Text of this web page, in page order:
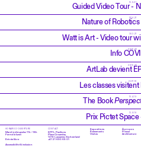
10.5.21
Guided Video Tour -
22.4.21
Nature of
30.3.21
Watt is Art - Video tour
29.10.20
Info
28.10.20
ArtLab devient
22.11.19
Les classes
10.4.19
The Book
13.9.18
Prix Pictet Space
HORAIRE D’OUVERTURE
Mardi à dimanche: 11h – 18h
Fermé le lundi
Entrée libre
Accessibilité & inclusion
CONTACT
EPFL Pavilions
Place Cosandey
1015 Lausanne, Switzerland
+41 21 693 65 01
Expositions
Évènements
Visites
À propos
Presse
Architecture